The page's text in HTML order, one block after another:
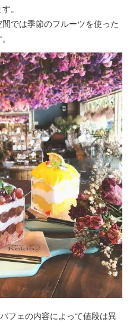
。
では季節のフルーツを使った
フェの内容によって値段は異